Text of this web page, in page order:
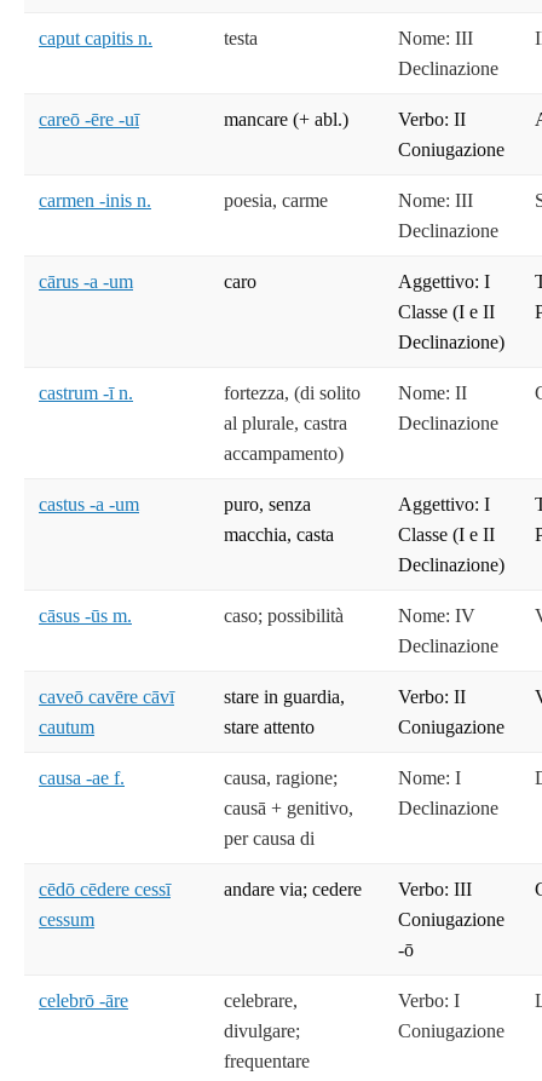
caput capitis n. testa
Nome: III
Declinazione
careō -ēre -uī mancare (+ abl.)
Verbo: II
Coniugazione
carmen -inis n. poesia, carme
Nome: III
Declinazione
cārus -a -um caro
Aggettivo: I
Classe (I e II
Declinazione)
castrum -ī n.
fortezza, (di solito
al plurale, castra
accampamento)
Nome: II
Declinazione
castus -a -um
puro, senza
macchia, casta
Aggettivo: I
Classe (I e II
Declinazione)
cāsus -ūs m. caso; possibilità
Nome: IV
Declinazione
caveō cavēre cāvī
cautum
stare in guardia,
stare attento
Verbo: II
Coniugazione
causa -ae f.
causa, ragione;
causā + genitivo,
per causa di
Nome: I
Declinazione
cēdō cēdere cessī
cessum
andare via; cedere
Verbo: III
Coniugazione
-ō
celebrō -āre
celebrare,
divulgare;
frequentare
Verbo: I
Coniugazione